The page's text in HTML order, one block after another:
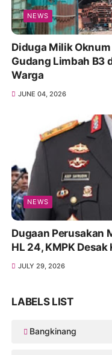
NEWS
Diduga Milik
Gudang Limbah B3
Warga
JUNE 04, 2026
NEWS
Dugaan Perusakan
HL 24, KMPK
JULY 29, 2026
LABELS LIST
Bangkinang